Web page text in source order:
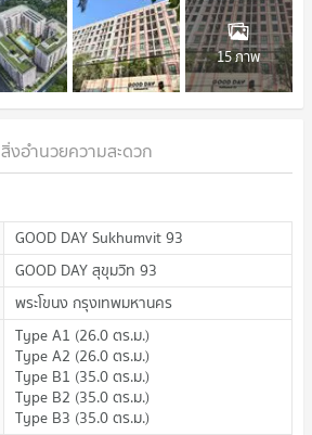
15 ภาพ
สิ่งอำนวยความสะดวก
GOOD DAY Sukhumvit 93
GOOD DAY สุขุมวิท 93
พระโขนง กรุงเทพมหานคร
Type A1 (26.0ตร.ม.)
Type A2 (26.0ตร.ม.)
Type B1 (35.0ตร.ม.)
Type B2 (35.0ตร.ม.)
Type B3 (35.0ตร.ม.)